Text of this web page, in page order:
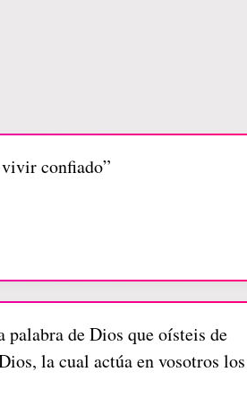
vivir confiado”
palabra de Dios que oísteis de
la cual actúa en vosotros los